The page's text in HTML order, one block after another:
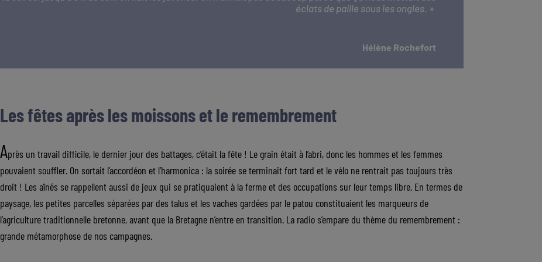
éclats de paille sous les ongles. »
Hélène Rochefort
Les fêtes après les moissons et le remembrement
Après un travail difficile, le dernier jour des battages, c’était la fête ! Le grain était à l’abri, donc les hommes et les femmes
pouvaient souffler. On sortait l’accordéon et l’harmonica : la soirée se terminait fort tard et le vélo ne rentrait pas toujours très
droit ! Les aînés se rappellent aussi de jeux qui se pratiquaient à la ferme et des occupations sur leur temps libre. En termes de
paysage, les petites parcelles séparées par des talus et les vaches gardées par le patou constituaient les marqueurs de
l’agriculture traditionnelle bretonne, avant que la Bretagne n’entre en transition. La radio s’empare du thème du remembrement :
grande métamorphose de nos campagnes.